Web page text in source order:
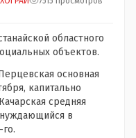
областного
объектов.
основная
капитально
средняя
в